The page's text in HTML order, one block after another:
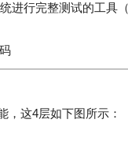
进行完整测试的工具
，这4层如下图所示：